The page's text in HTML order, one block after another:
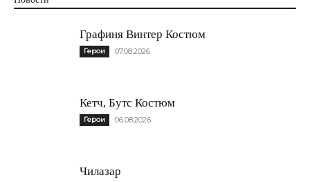
Графиня Винтер Костюм
Герои 07.08.2026
Кетч, Бутс Костюм
Герои 06.08.2026
Чилазар